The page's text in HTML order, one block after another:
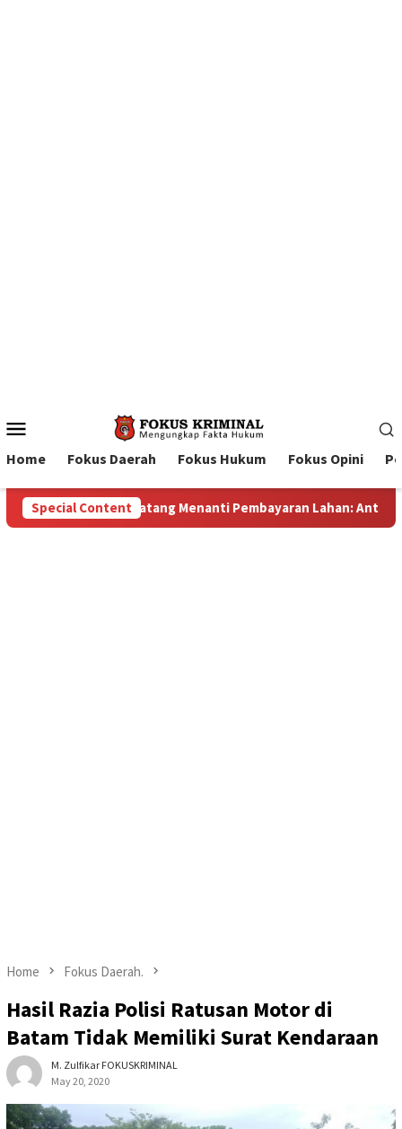
Menu
Home Fokus Daerah Fokus Hukum Fokus Opini
Special Content
Antara Dugaan Konspirasi dan Bayang-Bayang “Makelar
Home Fokus Daerah.
Hasil Razia Polisi Ratusan Motor di
Batam Tidak Memiliki Surat Kendaraan
M. Zulfikar FOKUSKRIMINAL
May 20, 2020